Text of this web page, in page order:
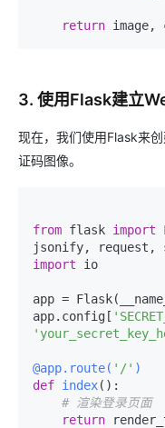
return
3. 使用Flask建立
现在，我们使用Flask来
证码图像。
from flask import
import io
app =
app.config[
@app.route( '/' )
def index():
# 渲染登录页面
return